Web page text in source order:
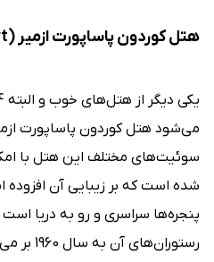
هتل کوردون پاساپورت ازمیر (Kordon Otel Pasaport)
می‌شود هتل کوردون پاساپورت
سوئیت‌های مختلف این هتل با
شده است که بر زیبایی آن
پنجره‌ها سراسری و رو به دریا